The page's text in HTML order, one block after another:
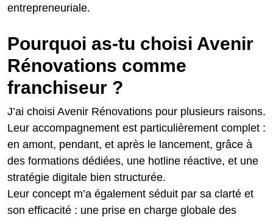
entrepreneuriale.
Pourquoi as-tu choisi Avenir
Rénovations comme
franchiseur ?
J’ai choisi Avenir Rénovations pour plusieurs raisons.
Leur accompagnement est particulièrement complet :
en amont, pendant, et après le lancement, grâce à
des formations dédiées, une hotline réactive, et une
stratégie digitale bien structurée.
Leur concept m’a également séduit par sa clarté et
son efficacité : une prise en charge globale des